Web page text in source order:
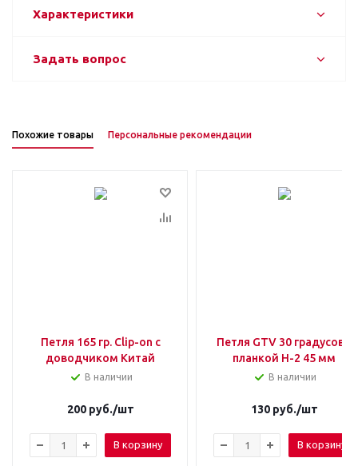
Характеристики
Задать вопрос
Похожие товары Персональные рекомендации
Петля 165 гр. Clip-on с
доводчиком Китай
В наличии
200руб./шт
В корзину
Петля GTV 30 градусов с
планкой Н-2 45 мм
В наличии
130руб./шт
В корзину